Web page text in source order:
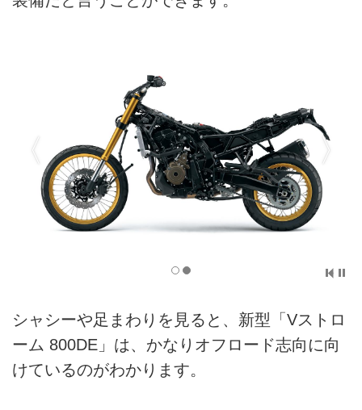
シャシーや足まわりを見ると、新型「Vストロ
ーム 800DE」は、かなりオフロード志向に向
けているのがわかります。